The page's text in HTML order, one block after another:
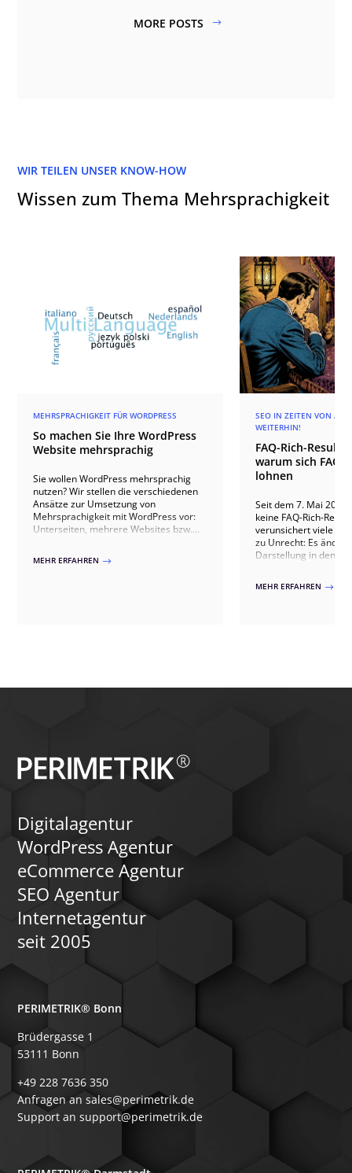
MORE POSTS
WIR TEILEN UNSER KNOW-HOW
Wissen zum Thema Mehrsprachigkeit
MEHRSPRACHIGKEIT FÜR WORDPRESS
So machen Sie Ihre WordPress
Website mehrsprachig
Sie wollen WordPress mehrsprachig
nutzen? Wir stellen die verschiedenen
Ansätze zur Umsetzung von
Mehrsprachigkeit mit WordPress vor:
Unterseiten, mehrere Websites bzw.
MEHR ERFAHREN $
SEO IN ZEITEN VON AI -
WEITERHIN!
FAQ-Rich-
warum sich FAQ
lohnen
Seit dem 7. Mai 2026
keine FAQ-Rich-
verunsichert viele
zu Unrecht: Es ändert
Darstellung in den
weiterhin lohnen und
MEHR ERFAHREN $
Digitalagentur
WordPress Agentur
eCommerce Agentur
SEO Agentur
Internetagentur
seit 2005
PERIMETRIK® Bonn
Brüdergasse 1
53111 Bonn
+49 228 7636 350
Anfragen an sales@perimetrik.de
Support an support@perimetrik.de